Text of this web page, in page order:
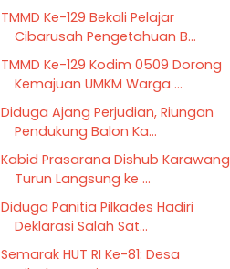
TMMD Ke-129 Bekali Pelajar
Cibarusah Pengetahuan B...
TMMD Ke-129 Kodim 0509 Dorong
Kemajuan UMKM Warga ...
Diduga Ajang Perjudian, Riungan
Pendukung Balon Ka...
Kabid Prasarana Dishub Karawang
Turun Langsung ke ...
Diduga Panitia Pilkades Hadiri
Deklarasi Salah Sat...
Semarak HUT RI Ke-81: Desa